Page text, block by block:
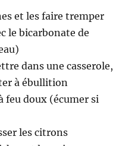
et les faire tremper
le bicarbonate de
dans une casserole,
à ébullition
feu doux (écumer si
les citrons